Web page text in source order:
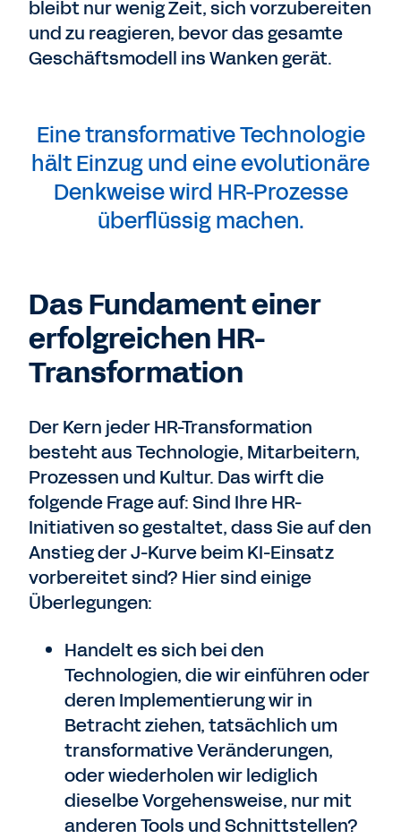
bleibt nur wenig Zeit, sich vorzubereiten
und zu reagieren, bevor das gesamte
Geschäftsmodell ins Wanken gerät.
Eine transformative Technologie
hält Einzug und eine evolutionäre
Denkweise wird HR-Prozesse
überflüssig machen.
Das Fundament einer
erfolgreichen HR-
Transformation
Der Kern jeder HR-Transformation
besteht aus Technologie, Mitarbeitern,
Prozessen und Kultur. Das wirft die
folgende Frage auf: Sind Ihre HR-
Initiativen so gestaltet, dass Sie auf den
Anstieg der J-Kurve beim KI-Einsatz
vorbereitet sind? Hier sind einige
Überlegungen:
Handelt es sich bei den
Technologien, die wir einführen oder
deren Implementierung wir in
Betracht ziehen, tatsächlich um
transformative Veränderungen,
oder wiederholen wir lediglich
dieselbe Vorgehensweise, nur mit
anderen Tools und Schnittstellen?